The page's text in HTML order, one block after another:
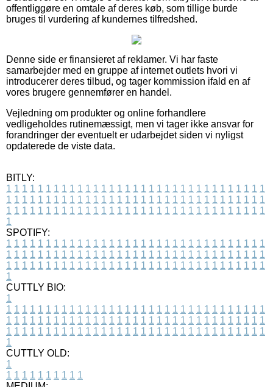
offentliggøre en omtale af deres køb, som tillige burde
bruges til vurdering af kundernes tilfredshed.
Denne side er finansieret af reklamer. Vi har faste
samarbejder med en gruppe af internet outlets hvori vi
introducerer deres tilbud, og tager kommission ifald en af
vores brugere gennemfører en handel.
Vejledning om produkter og online forhandlere
vedligeholdes rutinemæssigt, men vi tager ikke ansvar for
forandringer der eventuelt er udarbejdet siden vi nyligst
opdaterede de viste data.
BITLY:
1 1 1 1 1 1 1 1 1 1 1 1 1 1 1 1 1 1 1 1 1 1 1 1 1 1 1 1 1 1 1 1 1
1 1 1 1 1 1 1 1 1 1 1 1 1 1 1 1 1 1 1 1 1 1 1 1 1 1 1 1 1 1 1 1 1
1 1 1 1 1 1 1 1 1 1 1 1 1 1 1 1 1 1 1 1 1 1 1 1 1 1 1 1 1 1 1 1 1
1
SPOTIFY:
1 1 1 1 1 1 1 1 1 1 1 1 1 1 1 1 1 1 1 1 1 1 1 1 1 1 1 1 1 1 1 1 1
1 1 1 1 1 1 1 1 1 1 1 1 1 1 1 1 1 1 1 1 1 1 1 1 1 1 1 1 1 1 1 1 1
1 1 1 1 1 1 1 1 1 1 1 1 1 1 1 1 1 1 1 1 1 1 1 1 1 1 1 1 1 1 1 1 1
1
CUTTLY BIO:
1
1 1 1 1 1 1 1 1 1 1 1 1 1 1 1 1 1 1 1 1 1 1 1 1 1 1 1 1 1 1 1 1 1
1 1 1 1 1 1 1 1 1 1 1 1 1 1 1 1 1 1 1 1 1 1 1 1 1 1 1 1 1 1 1 1 1
1 1 1 1 1 1 1 1 1 1 1 1 1 1 1 1 1 1 1 1 1 1 1 1 1 1 1 1 1 1 1 1 1
1
CUTTLY OLD:
1
1 1 1 1 1 1 1 1 1 1